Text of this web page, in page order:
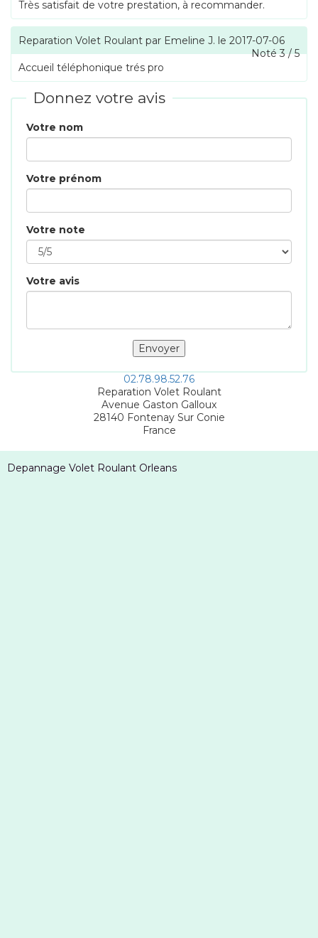
Très satisfait de votre prestation, à recommander.
Reparation Volet Roulant par Emeline J. le 2017-07-06
Noté3/5
Accueil téléphonique trés pro
Donnez votre avis
Votre nom
Votre prénom
Votre note
Votre avis
02.78.98.52.76
Reparation Volet Roulant
Avenue Gaston Galloux
28140 Fontenay Sur Conie
France
Depannage Volet Roulant Orleans